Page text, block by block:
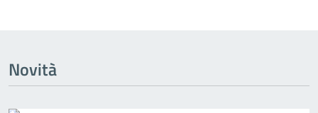
Novità